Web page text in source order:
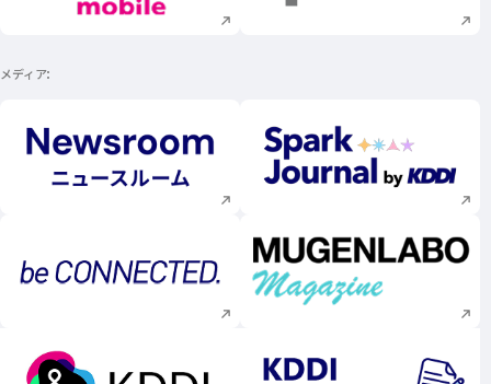
メディア
新規ウィンドウで開く 新規ウィンドウで
新規ウィンドウで開く 新規ウィンドウで